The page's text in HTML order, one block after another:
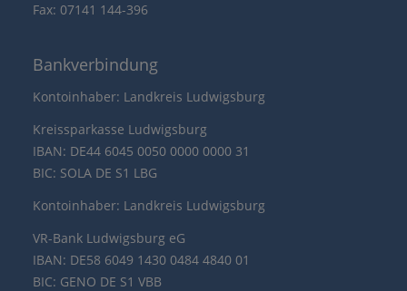
Fax: 07141 144-396
Bankverbindung
Kontoinhaber: Landkreis Ludwigsburg
Kreissparkasse Ludwigsburg
IBAN: DE44 6045 0050 0000 0000 31
BIC: SOLA DE S1 LBG
Kontoinhaber: Landkreis Ludwigsburg
VR-Bank Ludwigsburg eG
IBAN: DE58 6049 1430 0484 4840 01
BIC: GENO DE S1 VBB